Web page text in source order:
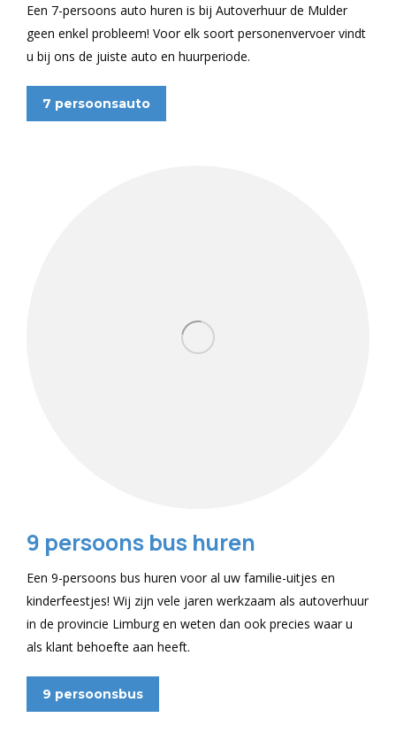
Een 7-persoons auto huren is bij Autoverhuur de Mulder
geen enkel probleem! Voor elk soort personenvervoer vindt
u bij ons de juiste auto en huurperiode.
7 persoonsauto
9 persoons bus huren
Een 9-persoons bus huren voor al uw familie-uitjes en
kinderfeestjes! Wij zijn vele jaren werkzaam als autoverhuur
in de provincie Limburg en weten dan ook precies waar u
als klant behoefte aan heeft.
9 persoonsbus